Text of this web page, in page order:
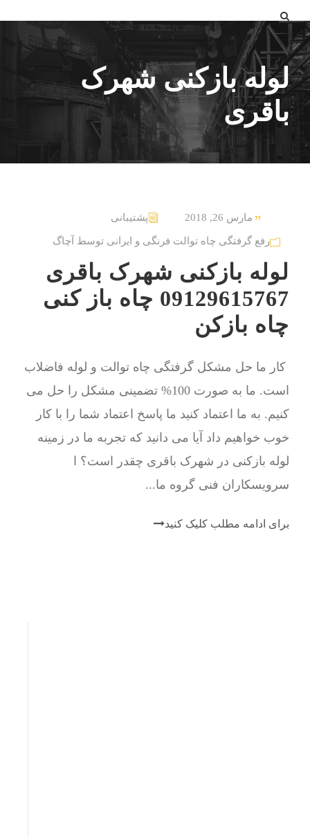
لوله بازکنی شهرک
باقری
مارس 26, 2018 پشتیبانی
رفع گرفتگی چاه توالت فرنگی و ایرانی توسط آچاگ
لوله بازکنی شهرک باقری
09129615767 چاه باز کنی
چاه بازکن
کار ما حل مشکل گرفتگی چاه توالت و لوله فاضلاب
است. ما به صورت 100% تضمینی مشکل را حل می
کنیم. به ما اعتماد کنید ما پاسخ اعتماد شما را با کار
خوب خواهیم داد آیا می دانید که تجربه ما در زمینه
لوله بازکنی در شهرک باقری چقدر است؟ ا
سرویسکاران فنی گروه ما...
برای ادامه مطلب کلیک کنید